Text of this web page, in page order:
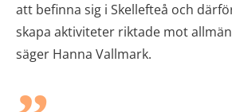
att befinna sig i Skellefteå och
skapa aktiviteter riktade mot
säger Hanna Vallmark.